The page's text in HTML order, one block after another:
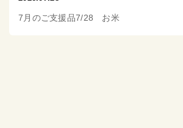
7月のご支援品7/28 お米